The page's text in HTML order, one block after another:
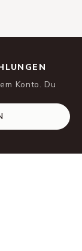
Konto. Du